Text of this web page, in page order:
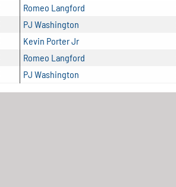
Romeo Langford
PJ Washington
Kevin Porter Jr
Romeo Langford
PJ Washington